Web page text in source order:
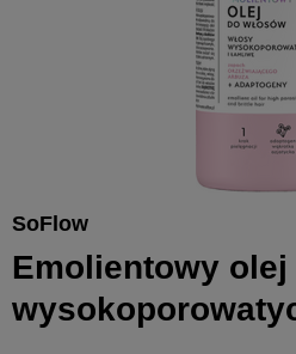
SoFlow
Emolientowy olej